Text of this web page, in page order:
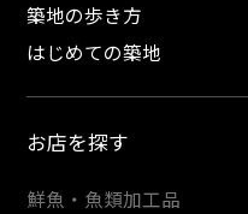
築地の歩き方
はじめての築地
お店を探す
鮮魚・魚類加工品